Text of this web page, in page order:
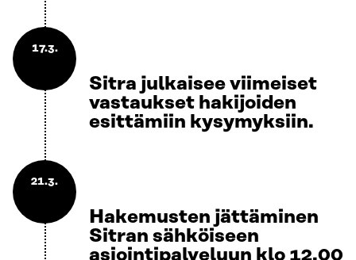
17.3.
Sitra julkaisee viimeiset
vastaukset hakijoiden
esittämiin kysymyksiin.
21.3.
Hakemusten jättäminen
Sitran sähköiseen
asiointipalveluun klo 12.00